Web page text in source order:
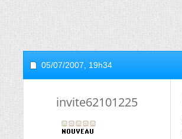
05/07/2007, 19h34
invite62101225